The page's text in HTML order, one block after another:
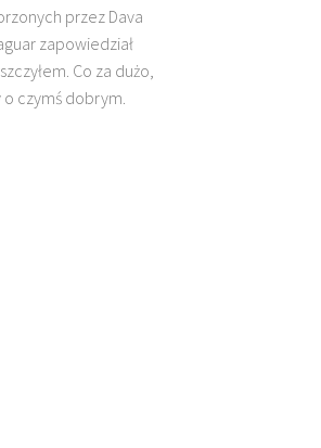
przez Dava
zapowiedział
Co za dużo,
czymś dobrym.